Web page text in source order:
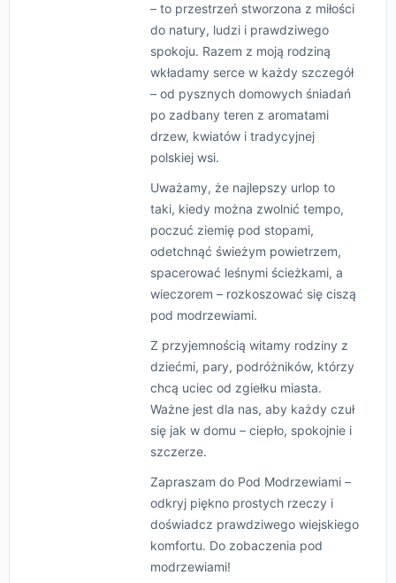
– to przestrzeń stworzona z miłości
do natury, ludzi i prawdziwego
spokoju. Razem z moją rodziną
wkładamy serce w każdy szczegół
– od pysznych domowych śniadań
po zadbany teren z aromatami
drzew, kwiatów i tradycyjnej
polskiej wsi.
Uważamy, że najlepszy urlop to
taki, kiedy można zwolnić tempo,
poczuć ziemię pod stopami,
odetchnąć świeżym powietrzem,
spacerować leśnymi ścieżkami, a
wieczorem – rozkoszować się ciszą
pod modrzewiami.
Z przyjemnością witamy rodziny z
dziećmi, pary, podróżników, którzy
chcą uciec od zgiełku miasta.
Ważne jest dla nas, aby każdy czuł
się jak w domu – ciepło, spokojnie i
szczerze.
Zapraszam do Pod Modrzewiami –
odkryj piękno prostych rzeczy i
doświadcz prawdziwego wiejskiego
komfortu. Do zobaczenia pod
modrzewiami!